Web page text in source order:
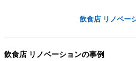
飲食店 リノベー
飲食店 リノベーションの事例